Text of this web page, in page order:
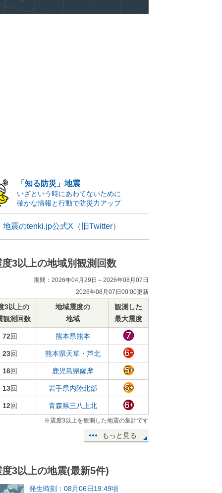
「知る防災」地震
いざという時にあわてないために
確かな情報と行動で防災力アップ
地震のtenki.jp公式X（旧Twitter）
度3以上の地域別観測回数
期間：2026年04月29日～2026年08月07日
2026年08月07日00:00更新
3以上の
観測回数
地域震度の
地域
観測した
最大震度
72回 熊本県熊本
23回 熊本県天草・芦北
16回 鹿児島県薩摩
13回 岩手県内陸北部
12回 青森県三八上北
※震度3以上を観測した地震の集計です
もっと見る
度3以上の地震(最新5件)
発生時刻：08月06日19:49頃